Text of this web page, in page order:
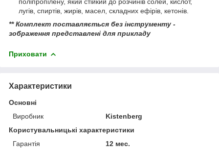
лугів, спиртів, жирів, масел, складних ефірів, кетонів.
** Комплект поставляється без інструменту -
зображення представлені для прикладу
Приховати
Характеристики
Основні
Виробник
Kistenberg
Користувальницькі характеристики
Гарантія
12 мес.